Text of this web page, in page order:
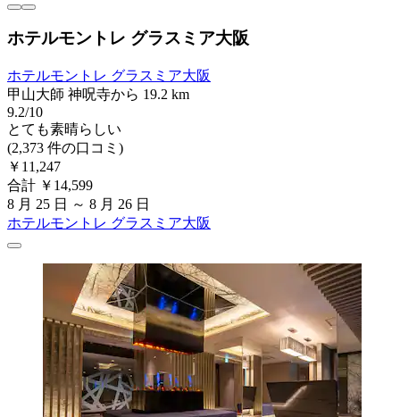
ホテルモントレ グラスミア大阪
ホテルモントレ グラスミア大阪
甲山大師 神呪寺から 19.2 km
9.2/10
とても素晴らしい
(2,373 件の口コミ)
￥11,247
合計 ￥14,599
8 月 25 日 ～ 8 月 26 日
ホテルモントレ グラスミア大阪